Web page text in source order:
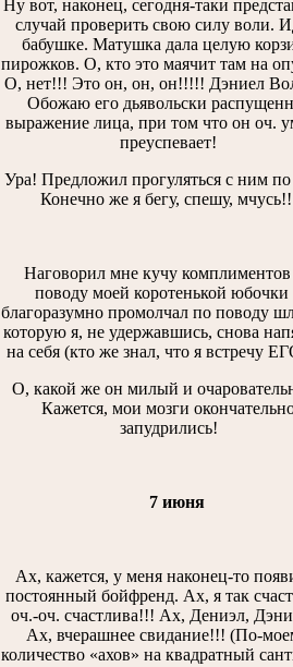
Ну вот, наконец, сегодня-таки
случай проверить свою силу воли.
бабушке. Матушка дала целую
пирожков. О, кто это маячит там на
О, нет!!! Это он, он, он!!!!! Дэниел
Обожаю его дьявольски
выражение лица, при том что он оч.
преуспевает!
Ура! Предложил прогуляться с ним по
Конечно же я бегу, спешу,
Наговорил мне кучу
поводу моей коротенькой юбочки
благоразумно промолчал по поводу
которую я, не удержавшись, снова
на себя (кто же знал, что я встречу
О, какой же он милый и
Кажется, мои мозги
запудрились!
7 июня
Ах, кажется, у меня наконец-то
постоянный бойфренд. Ах, я так
оч.-оч. счастлива!!! Ах, Дениэл,
Ах, вчерашнее свидание!!! (По-
количество «ахов» на квадратный